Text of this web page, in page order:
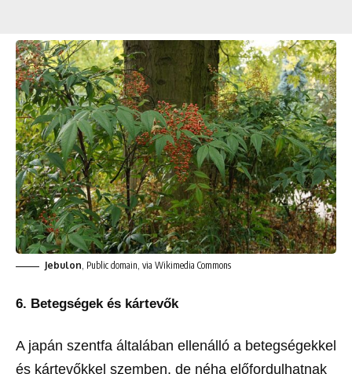
Jebulon, Public domain, via Wikimedia Commons
6. Betegségek és kártevők
A japán szentfa általában ellenálló a betegségekkel
és kártevőkkel szemben, de néha előfordulhatnak